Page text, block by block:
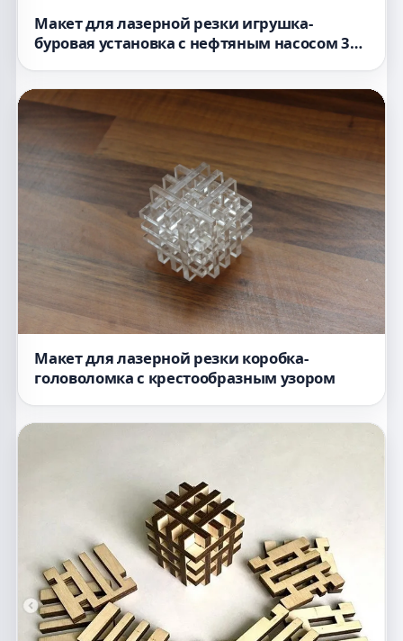
Макет для лазерной резки игрушка-
буровая установка с нефтяным насосом 3D-
Макет для лазерной резки коробка-
головоломка с крестообразным узором